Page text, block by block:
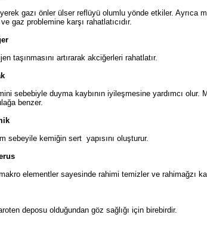
gazı önler ülser reflüyü olumlu yönde etkiler. Ayrıca
gaz problemine karşı rahatlatıcıdır.
taşınmasını artırarak akciğerleri rahatlatır.
sebebiyle duyma kaybının iyileşmesine yardımcı olur.
benzer.
sebeyile kemiğin sert yapısını oluşturur.
elementler sayesinde rahimi temizler ve rahimağzı
deposu olduğundan göz sağlığı için birebirdir.